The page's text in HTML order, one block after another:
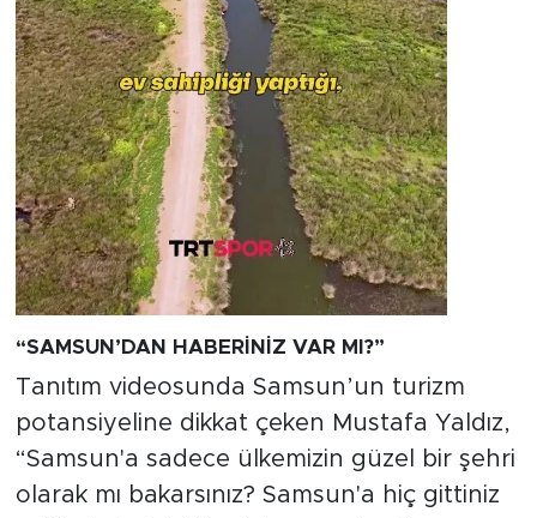
“SAMSUN’DAN HABERİNİZ VAR MI?”
Tanıtım videosunda Samsun’un turizm
potansiyeline dikkat çeken Mustafa Yaldız,
“Samsun'a sadece ülkemizin güzel bir şehri
olarak mı bakarsınız? Samsun'a hiç gittiniz